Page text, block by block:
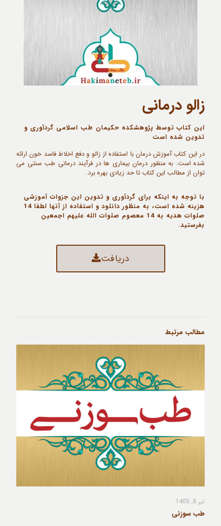
زالو درمانی
این کتاب توسط پژوهشکده حکیمان طب اسلامی گردآوری و
تدوین شده است
در این کتاب آموزش درمان با استفاده از زالو و دفع اخلاط فاسد خون ارائه
شده است. به منظور درمان بیماری ها در فرآیند درمانی طب سنتی می
توان از مطالب این کتاب تا حد زیادی بهره برد.
با توجه به اینکه برای گردآوری و تدوین این جزوات آموزشی
هزینه شده است، به منظور دانلود و استفاده از آنها لطفا 14
صلوات هدیه به 14 معصوم صلوات الله علیهم اجمعین
بفرستید.
دریافت
مطالب مرتبط
تیر 8, 1405
طب سوزنی